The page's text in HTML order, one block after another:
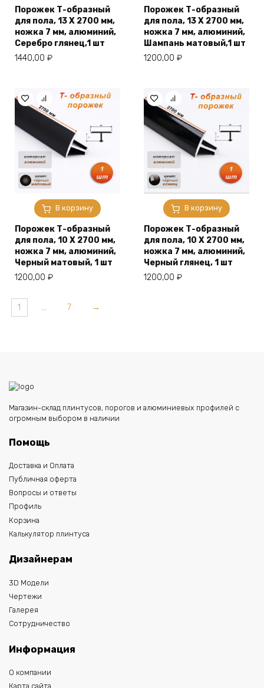
Порожек Т-образный
для пола, 13 X 2700 мм,
ножка 7 мм, алюминий,
Серебро глянец,1 шт
1440,00 ₽
Порожек Т-образный
для пола, 13 X 2700 мм,
ножка 7 мм, алюминий,
Шампань матовый,1 шт
1200,00 ₽
В корзину
Порожек Т-образный
для пола, 10 X 2700 мм,
ножка 7 мм, алюминий,
Черный матовый, 1 шт
1200,00 ₽
В корзину
Порожек Т-образный
для пола, 10 X 2700 мм,
ножка 7 мм, алюминий,
Черный глянец, 1 шт
1200,00 ₽
1 … 7 →
Магазин-склад плинтусов, порогов и алюминиевых профилей с
огромным выбором в наличии
Помощь
Доставка и Оплата
Публичная оферта
Вопросы и ответы
Профиль
Корзина
Калькулятор плинтуса
Дизайнерам
3D Модели
Чертежи
Галерея
Сотрудничество
Информация
О компании
Карта сайта